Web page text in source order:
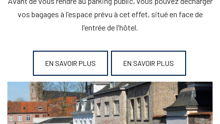
vos bagages à l'espace prévu à cet effet, situé en face de
l'entrée de l'hôtel.
EN SAVOIR PLUS EN SAVOIR PLUS